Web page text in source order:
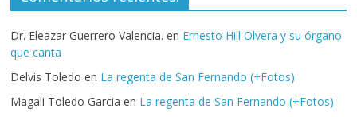
Dr. Eleazar Guerrero Valencia. en Ernesto Hill Olvera y su órgano
que canta
Delvis Toledo en La regenta de San Fernando (+Fotos)
Magali Toledo Garcia en La regenta de San Fernando (+Fotos)